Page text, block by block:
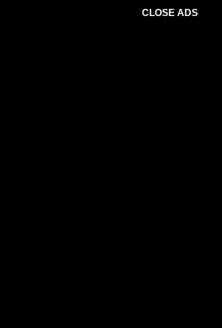
CLOSE ADS